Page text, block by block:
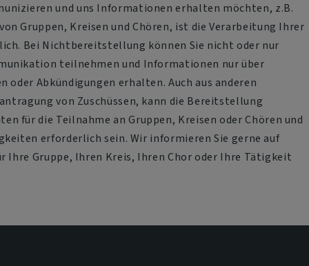
und uns Informationen erhalten möchten, z.B.
Gruppen, Kreisen und Chören, ist die Verarbeitung Ihrer
Bei Nichtbereitstellung können Sie nicht oder nur
teilnehmen und Informationen nur über
oder Abkündigungen erhalten. Auch aus anderen
von Zuschüssen, kann die Bereitstellung
für die Teilnahme an Gruppen, Kreisen oder Chören und
erforderlich sein. Wir informieren Sie gerne auf
Ihre Gruppe, Ihren Kreis, Ihren Chor oder Ihre Tätigkeit